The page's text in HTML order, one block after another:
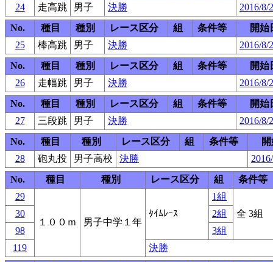
24
走高跳 男子 決勝
2016/8/
No.
種目 種別 レース区分 組 条件等
開始
25
棒高跳 男子 決勝
2016/8/
No.
種目 種別 レース区分 組 条件等
開始
26
走幅跳 男子 決勝
2016/8/
No.
種目 種別 レース区分 組 条件等
開始
27
三段跳 男子 決勝
2016/8/
No.
種目 種別 レース区分 組 条件等
28
砲丸投 男子高校 決勝
No.
種目 種別 レース区分 組
条件等
29
１００ｍ 男子中学１年
ﾀｲﾑﾚｰｽ
1組
全 3組
30
2組
98
3組
119
決勝